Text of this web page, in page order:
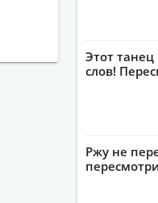
Этот танец
слов!
Ржу не